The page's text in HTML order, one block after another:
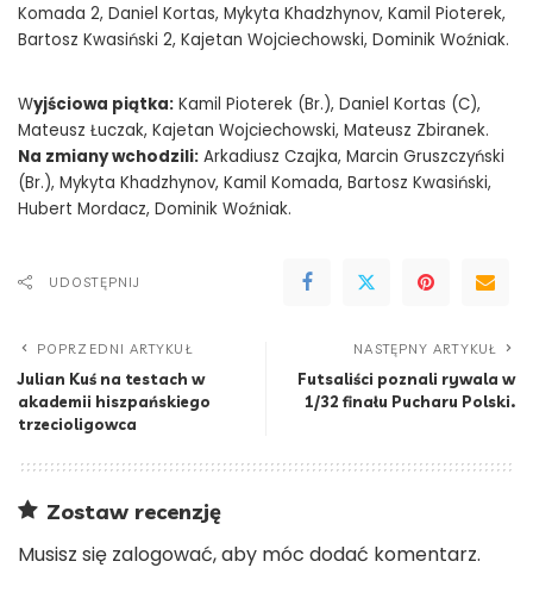
Komada 2, Daniel Kortas, Mykyta Khadzhynov, Kamil Pioterek,
Bartosz Kwasiński 2, Kajetan Wojciechowski, Dominik Woźniak.
Wyjściowa piątka: Kamil Pioterek (Br.), Daniel Kortas (C),
Mateusz Łuczak, Kajetan Wojciechowski, Mateusz Zbiranek.
Na zmiany wchodzili: Arkadiusz Czajka, Marcin Gruszczyński
(Br.), Mykyta Khadzhynov, Kamil Komada, Bartosz Kwasiński,
Hubert Mordacz, Dominik Woźniak.
UDOSTĘPNIJ
POPRZEDNI ARTYKUŁ
Julian Kuś na testach w
akademii hiszpańskiego
trzecioligowca
NASTĘPNY ARTYKUŁ
Futsaliści poznali rywala w
1/32 finału Pucharu Polski.
Zostaw recenzję
Musisz się zalogować, aby móc dodać komentarz.